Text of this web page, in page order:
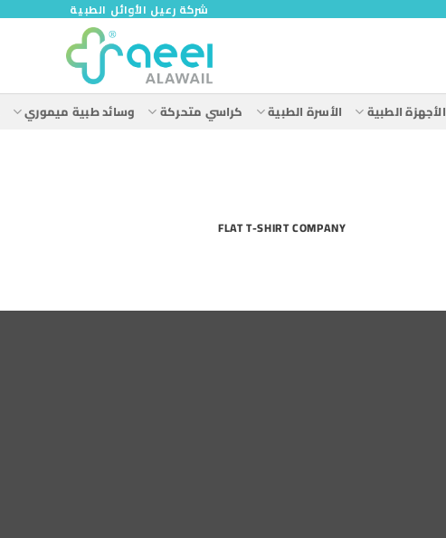
شركة رعيل الأوائل الطبية
الأجهزة الطبية الأسرة الطبية كراسي متحركة وسائد طبية ميموري
FLAT T-SHIRT COMPANY